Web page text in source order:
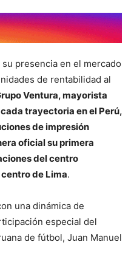
presencia en el mercado
de rentabilidad al
Ventura, mayorista
trayectoria en el Perú,
de impresión
oficial su primera
del centro
de Lima.
una dinámica de
especial del
de fútbol, Juan Manuel